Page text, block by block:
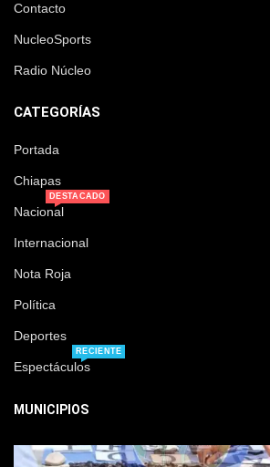
Contacto
NucleoSports
Radio Núcleo
CATEGORÍAS
Portada
Chiapas
Nacional
DESTACADO
Internacional
Nota Roja
Política
Deportes
Espectáculos
RECIENTE
MUNICIPIOS